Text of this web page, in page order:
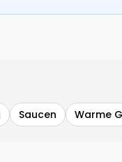
Saucen Warme